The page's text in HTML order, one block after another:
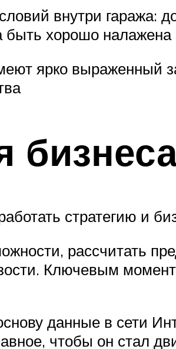
внутри гаража:
быть хорошо налажена
ярко выраженный
стратегию и
рассчитать
Ключевым
данные в сети
чтобы он стал